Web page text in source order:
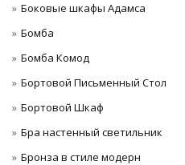
Боковые шкафы Адамса
Бомба
Бомба Комод
Бортовой Письменный Стол
Бортовой Шкаф
Бра настенный светильник
Бронза в стиле модерн